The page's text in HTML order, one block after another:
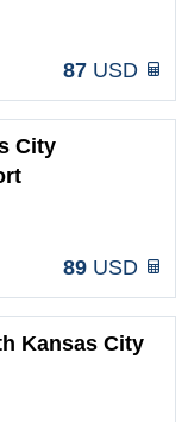
87 USD
City
89 USD
Kansas City